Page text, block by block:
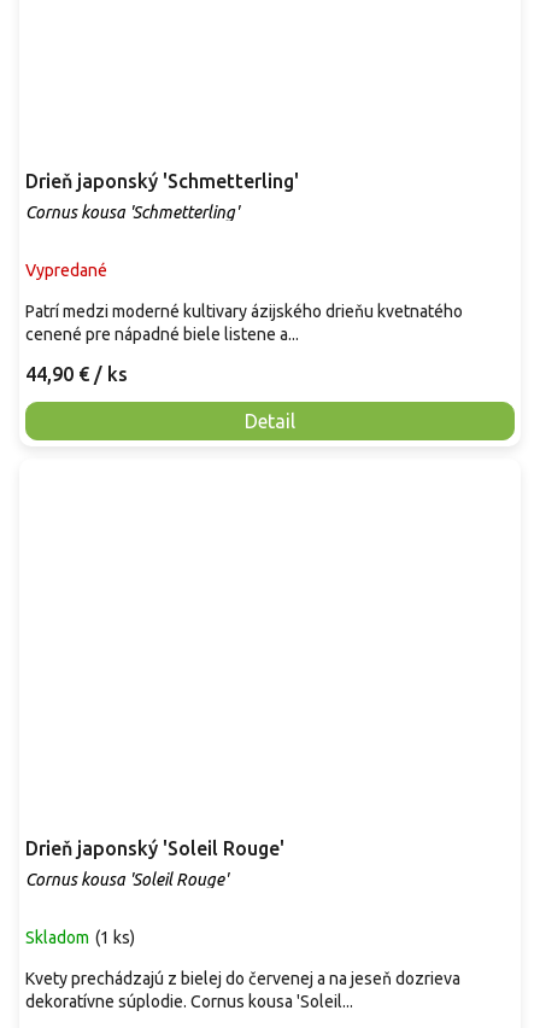
Drieň japonský 'Schmetterling'
Cornus kousa 'Schmetterling'
Vypredané
44,90 € / ks
Detail
Patrí medzi moderné kultivary ázijského drieňu kvetnatého
cenené pre nápadné biele listene a...
Drieň japonský 'Soleil Rouge'
Cornus kousa 'Soleil Rouge'
Skladom (1 ks)
Kvety prechádzajú z bielej do červenej a na jeseň dozrieva
dekoratívne súplodie. Cornus kousa 'Soleil...